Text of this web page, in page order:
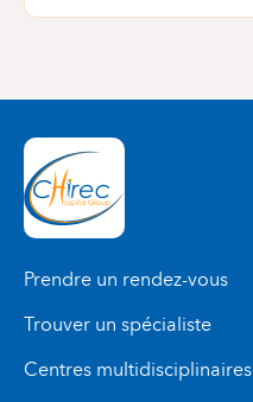
Prendre un rendez-vous
Trouver un spécialiste
Centres multidisciplinaires